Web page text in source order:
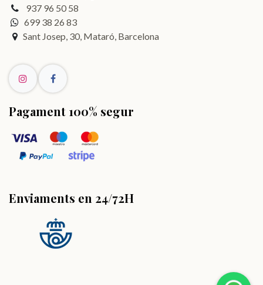
937 96 50 58
699 38 26 83
Sant Josep, 30, Mataró, Barcelona
Pagament 100% segur
Enviaments en 24/72H